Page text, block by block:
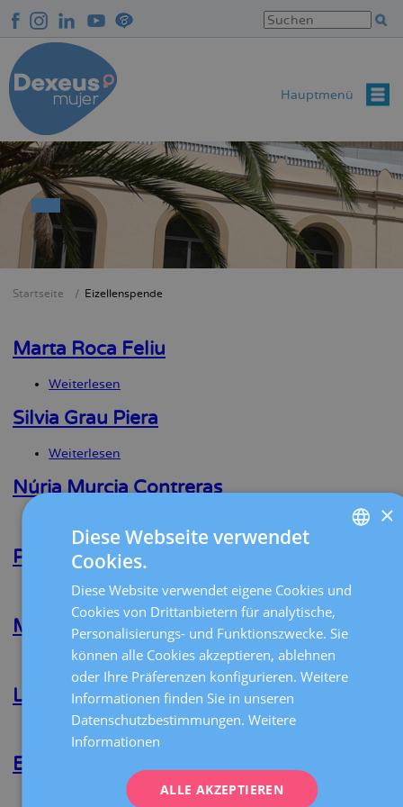
zum
Inhalt
Hauptmenü
Startseite Eizellenspende
Marta Roca Feliu
Weiterlesen
Roca
Feliu
Silvia Grau Piera
Weiterlesen
Grau
Núria Murcia Contreras
Núria
Murcia
Contreras
Piotr Sokol
Weiterlesenüber
Piotr
Sokol
Marta Tresanchez Pares
Weiterlesen über
Marta
Tresanchez
Pares
Laura Latre Navarro
Weiterlesenüber
Laura
Navarro
Elisabet Clua Obradó
über
CATALÀ
DEUTSCH
×
Diese Webseite verwendet
Cookies.
Diese Website verwendet eigene Cookies und
Cookies von Drittanbietern für analytische,
Personalisierungs- und Funktionszwecke. Sie
können alle Cookies akzeptieren, ablehnen
oder Ihre Präferenzen konfigurieren. Weitere
Informationen finden Sie in unseren
Datenschutzbestimmungen. Weitere
Informationen
ALLE AKZEPTIEREN